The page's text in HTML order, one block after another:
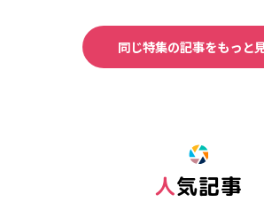
同じ特集の記事をもっと
人気記事